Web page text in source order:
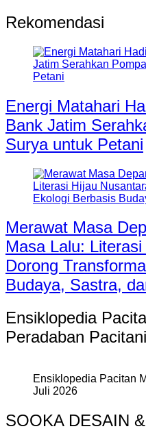
Rekomendasi
Energi Matahari
Bank Jatim
Surya untuk Petani
Merawat Masa
Masa Lalu:
Dorong
Budaya, Sastra,
Ensiklopedia
Peradaban
Ensiklopedia Pacitan
Juli 2026
SOOKA DESAIN